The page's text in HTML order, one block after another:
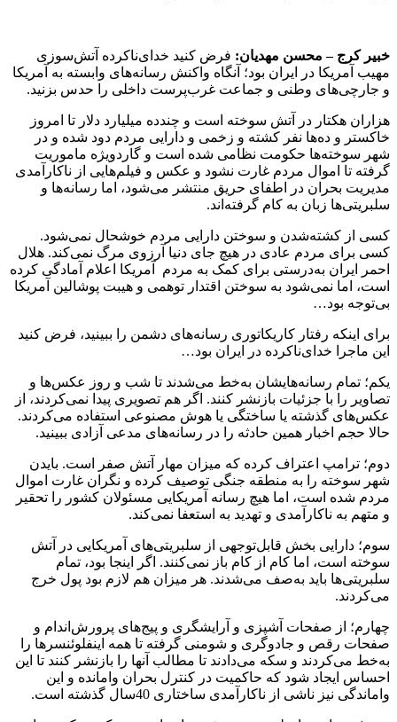
خبیر کرج – محسن مهدیان: فرض کنید خدای‌ناکرده آتش‌سوزی
مهیب آمریکا در ایران بود؛ آنگاه واکنش رسانه‌های وابسته به آمریکا
و جارچی‌های وطنی و جماعت غرب‌پرست داخلی را حدس بزنید.
هزاران هکتار در آتش سوخته است و چند‌ده میلیارد دلار تا امروز
خاکستر و ده‌ها نفر کشته و زخمی و دارایی مردم دود شده و در
شهر سوخته‌ها حکومت نظامی شده است و گاردویژه ماموریت
گرفته ‌تا اموال مردم غارت نشود و عکس و فیلم‌هایی از ناکارآمدی
مدیریت بحران در اطفای حریق منتشر می‌شود، اما رسانه‌ها و
سلبریتی‌ها زبان به کام گرفته‌اند.
کسی از کشته‌شدن و سوختن دارایی مردم خوشحال نمی‌شود.
کسی برای مردم عادی در هیچ ‌جای دنیا آرزوی مرگ نمی‌کند. هلال
احمر ایران به‌درستی برای کمک به مردم آمریکا اعلام آمادگی کرده
است، اما نمی‌شود به سوختن اقتدار توهمی و هیبت پوشالین آمریکا
بی‌توجه بود…
برای اینکه رفتار کاریکاتوری رسانه‌های دشمن را ببینید، فرض کنید
این ماجرا خدای‌ناکرده در ایران بود…
یکم؛ تمام رسانه‌هایشان به‌خط می‌شدند تا شب و روز عکس‌ها و
تصاویر را با جزئیات بازنشر کنند. اگر هم تصویری پیدا نمی‌کردند، از
عکس‌های گذشته یا ساختگی یا هوش مصنوعی استفاده می‌کردند.
حالا حجم اخبار همین حادثه را در رسانه‌های مدعی آزادی ببینید.
دوم؛ ترامپ اعتراف کرده که میزان مهار آتش صفر است. بایدن
شهر سوخته را به منطقه جنگی توصیف کرده‌ و نگران غارت اموال
مردم شده است، اما هیچ رسانه آمریکایی مسئولان کشور را تحقیر
و متهم به ناکارآمدی و تهدید به استعفا نمی‌کند.
سوم؛ دارایی بخش قابل‌توجهی از سلبریتی‌های آمریکایی در آتش
سوخته است، اما کام از کام باز نمی‌کنند. ‌اگر اینجا بود، تمام
سلبریتی‌ها باید به‌صف می‌شدند. هر میزان هم لازم بود پول خرج
می‌کردند.
چهارم؛ از صفحات آشپزی و آرایشگری و پیج‌های پرورش‌اندام و
صفحات رقص و جادوگری و شومنی گرفته تا همه اینفلوئنسرها را
به‌خط می‌کردند و سکه می‌دادند تا مطالب آنها را بازنشر کنند تا این
احساس ایجاد شود که حاکمیت در کنترل بحران وامانده ‌و این
واماندگی نیز ناشی از ناکارآمدی ساختاری 40سال گذشته است.